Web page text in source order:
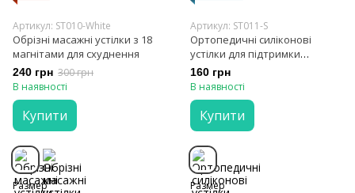
Артикул: ST010-White
Обрізні масажні устілки з 18
магнітами для схуднення
240 грн 300 грн
В наявності
Купити
Размер
Артикул: ST011-S
Ортопедичні силіконові
устілки для підтримки
склепіння стопи
160 грн
В наявності
Купити
Размер